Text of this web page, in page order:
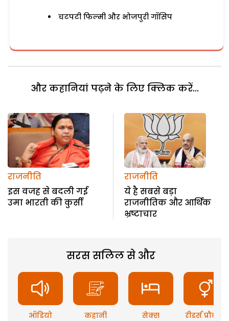
चटपटी फिल्मी और भोजपुरी गॉसिप
और कहानियां पढ़ने के लिए क्लिक करें...
राजनीति
इस वजह से बदली गई
उमा भारती की कुर्सी
राजनीति
ये है सबसे बड़ा
राजनीतिक और आर्थिक
भ्रष्टाचार
सरस सलिल से और
ऑडियो कहानी सेक्स रीडर्स प्रौब्लम